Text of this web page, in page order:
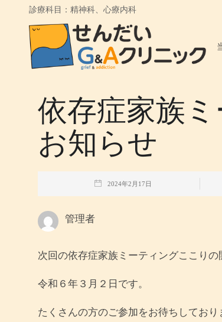
診療科目：精神科、心療内科
依存症家族
お知らせ
2024年2月17日
管理者
次回の依存症家族ミーティングここりの
令和６年３月２日です。
たくさんの方のご参加をお待ちしており